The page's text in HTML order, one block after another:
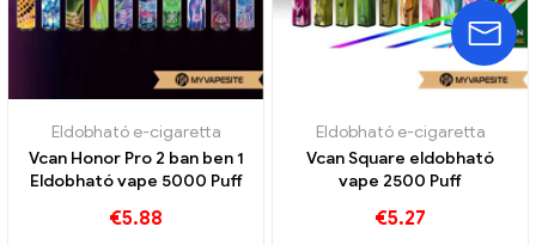
Eldobható e-cigaretta
Vcan Honor Pro 2 ban ben 1
Eldobható vape 5000 Puff
€5.88
Eldobható e-cigaretta
Vcan Square eldobható
vape 2500 Puff
€5.27